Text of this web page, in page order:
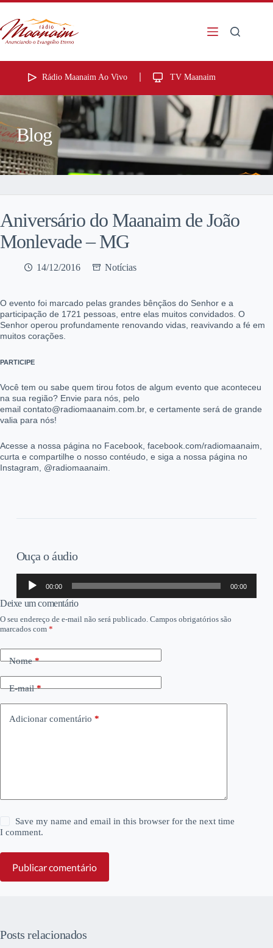
Rádio Maanaim Ao Vivo TV Maanaim
Blog
Aniversário do Maanaim de João
Monlevade – MG
14/12/2016 Notícias
O evento foi marcado pelas grandes bênçãos do Senhor e a
participação de 1721 pessoas, entre elas muitos convidados. O
Senhor operou profundamente renovando vidas, reavivando a fé em
muitos corações.
PARTICIPE
Você tem ou sabe quem tirou fotos de algum evento que aconteceu
na sua região? Envie para nós, pelo
email contato@radiomaanaim.com.br, e certamente será de grande
valia para nós!
Acesse a nossa página no Facebook, facebook.com/radiomaanaim,
curta e compartilhe o nosso contéudo, e siga a nossa página no
Instagram, @radiomaanaim.
Ouça o áudio
Tocador
áudio
00:00 00:00
Deixe um comentário
O seu endereço de e-mail não será publicado. Campos obrigatórios são
marcados com *
Nome*
E-mail*
Adicionar comentário *
Save my name and email in this browser for the next time
I comment.
Publicar comentário
Posts relacionados